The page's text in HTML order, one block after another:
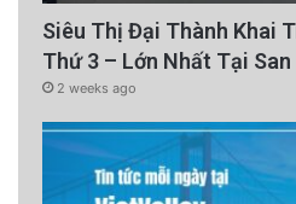
Siêu Thị Đại Thành Khai
Thứ 3 – Lớn Nhất Tại
2 weeks ago